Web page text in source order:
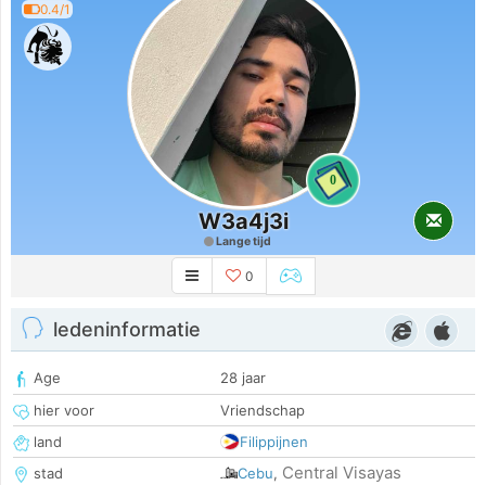
0.4/1
0
W3a4j3i
Lange tijd
0
ledeninformatie
Age
28 jaar
hier voor
Vriendschap
land
Filippijnen
stad
Cebu, Central Visayas